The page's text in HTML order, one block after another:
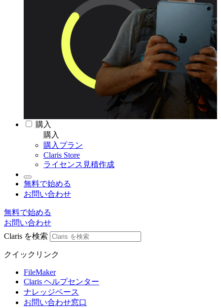
購入
購入
購入プラン
Claris Store
ライセンス見積作成
無料で始める
お問い合わせ
無料で始める
お問い合わせ
Claris を検索
クイックリンク
FileMaker
Claris ヘルプセンター
ナレッジベース
お問い合わせ窓口